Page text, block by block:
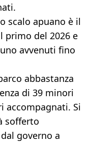
scalo apuano è il
primo del 2026 e
avvenuti fino
abbastanza
di 39 minori
accompagnati. Si
sofferto
governo a